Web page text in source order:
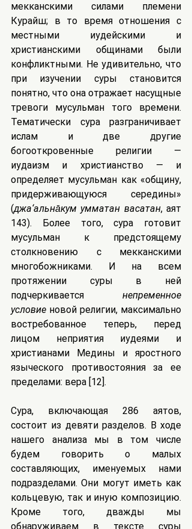
мекканскими силами племени
Курайш; в то время отношения с
местными иудейскими и
христианскими общинами были
конфликтными. Не удивительно, что
при изучении суры становится
понятно, что она отражает насущные
тревоги мусульман того времени.
Тематически сура разграничивает
ислам и две другие
богооткровенные религии —
иудаизм и христианство — и
определяет мусульман как «общину,
придерживающуюся середины»
(джа‘альна̄кум умматан васатан, аят
143). Более того, сура готовит
мусульман к предстоящему
столкновению с мекканскими
многобожниками. И на всем
протяжении суры в ней
подчеркивается непременное
условие новой религии, максимально
востребованное теперь, перед
лицом неприятия иудеями и
христианами Медины и яростного
языческого противостояния за ее
пределами: вера [12].
Сура, включающая 286 аятов,
состоит из девяти разделов. В ходе
нашего анализа мы в том числе
будем говорить о малых
составляющих, именуемых нами
подразделами. Они могут иметь как
кольцевую, так и иную композицию.
Кроме того, дважды мы
обнаруживаем в тексте суры